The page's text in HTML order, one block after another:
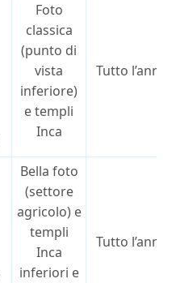
Foto
classica
(punto di
vista
inferiore)
e templi
Inca
Tutto l’anno
Bella foto
(settore
agricolo) e
templi
Inca
inferiori e
Tutto l’anno